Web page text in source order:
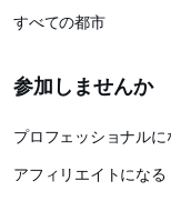
すべての都市
参加しませんか
プロフェッショナルに
アフィリエイトになる